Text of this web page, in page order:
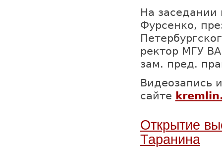
На
Фурсенко,
ректор МГУ
зам. пред.
Видеозапись
сайте
Открытие
Таранина